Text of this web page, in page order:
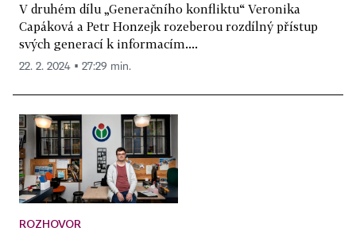
V druhém dílu „Generačního konfliktu“ Veronika
Capáková a Petr Honzejk rozeberou rozdílný přístup
svých generací k informacím....
22. 2. 2024 ▪ 27:29 min.
ROZHOVOR